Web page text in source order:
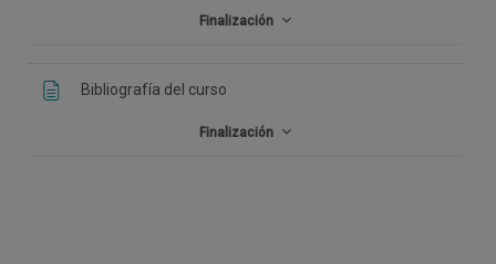
Finalización
Bibliografía del curso
Finalización